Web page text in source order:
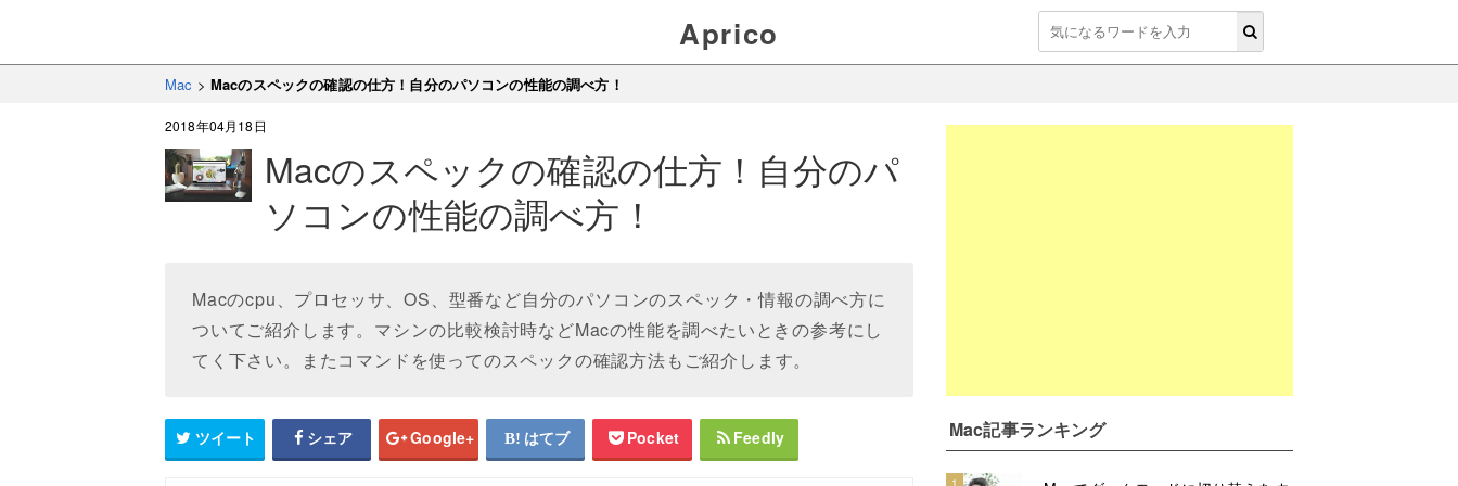
Aprico
Mac > Macのスペックの確認の仕方！自分のパソコンの性能の調べ方！
2018年04月18日
Macのスペックの確認の仕方！自分のパ
ソコンの性能の調べ方！
Macのcpu、プロセッサ、OS、型番など自分のパソコンのスペック・情報の調べ方に
ついてご紹介します。マシンの比較検討時などMacの性能を調べたいときの参考にし
てく下さい。またコマンドを使ってのスペックの確認方法もご紹介します。
ツイート シェア Google+ はてブ Pocket Feedly Mac記事ランキング
1